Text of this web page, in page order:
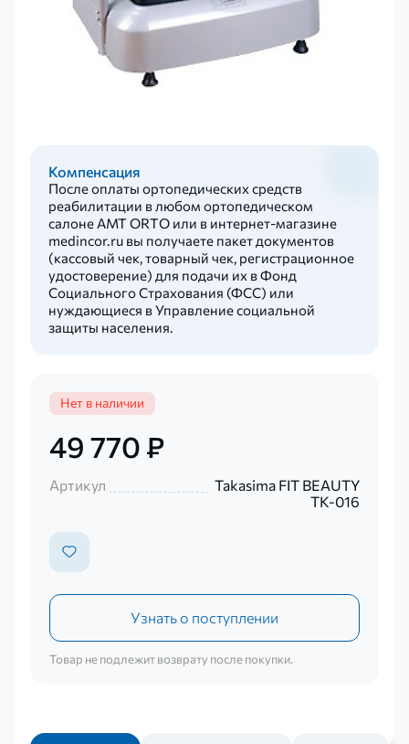
Компенсация
После оплаты ортопедических средств
реабилитации в любом ортопедическом
салоне AMT ORTO или в интернет-магазине
medincor.ru вы получаете пакет документов
(кассовый чек, товарный чек, регистрационное
удостоверение) для подачи их в Фонд
Социального Страхования (ФСС) или
нуждающиеся в Управление социальной
защиты населения.
Нет в наличии
49 770 ₽
Артикул
Takasima FIT BEAUTY
TK-016
Узнать о поступлении
Товар не подлежит возврату после покупки.